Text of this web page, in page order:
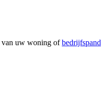
van uw woning ofbedrijfspand